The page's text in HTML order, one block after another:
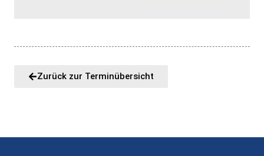
Zurück zur Terminübersicht